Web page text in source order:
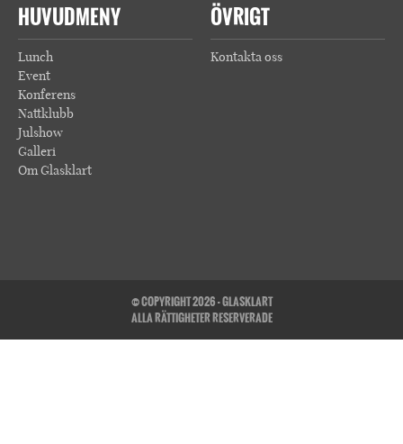
HUVUDMENY
Lunch
Event
Konferens
Nattklubb
Julshow
Galleri
Om Glasklart
ÖVRIGT
Kontakta oss
© COPYRIGHT 2026 - GLASKLART
ALLA RÄTTIGHETER RESERVERADE